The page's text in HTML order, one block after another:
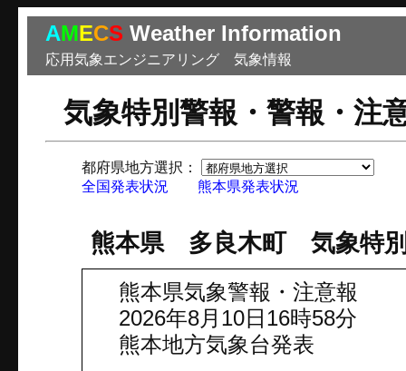
AMECS Weather Information
応用気象エンジニアリング 気象情報
気象特別警報・警報・注
都府県地方選択：
全国発表状況
熊本県発表状況
熊本県 多良木町 気象特別
熊本県気象警報・注意報
2026年8月10日16時58分
熊本地方気象台発表